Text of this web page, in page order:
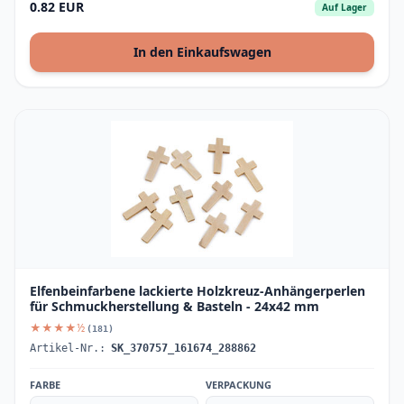
0.82 EUR Auf Lager
In den Einkaufswagen
Elfenbeinfarbene lackierte Holzkreuz-Anhängerperlen
für Schmuckherstellung & Basteln - 24x42 mm
★★★★½ (181)
Artikel-Nr.: SK_370757_161674_288862
FARBE VERPACKUNG